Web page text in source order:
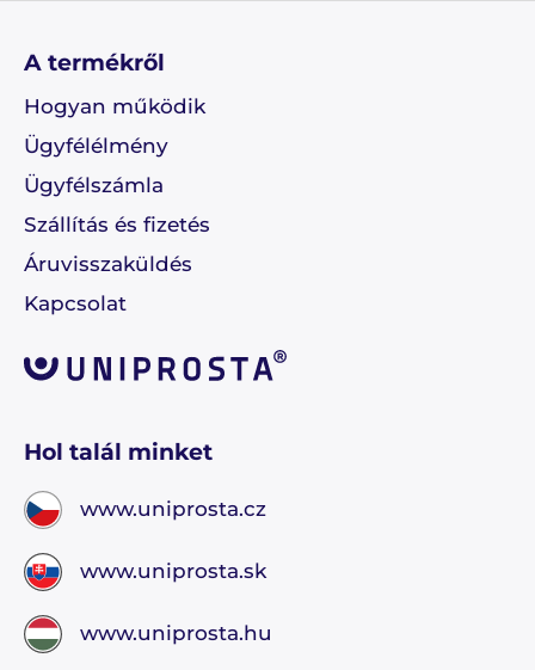
A termékről
Hogyan működik
Ügyfélélmény
Ügyfélszámla
Szállítás és fizetés
Áruvisszaküldés
Kapcsolat
Hol talál minket
www.uniprosta.cz
www.uniprosta.sk
www.uniprosta.hu